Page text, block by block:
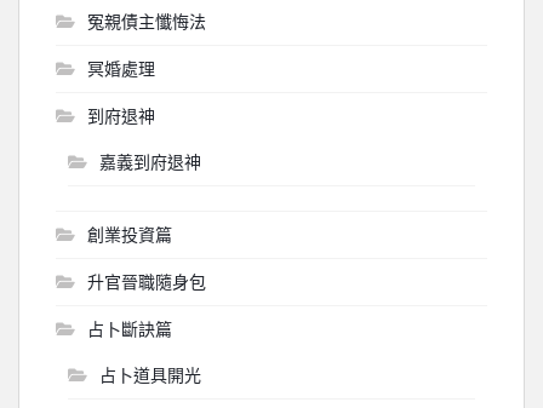
冤親債主懺悔法
冥婚處理
到府退神
嘉義到府退神
創業投資篇
升官晉職隨身包
占卜斷訣篇
占卜道具開光